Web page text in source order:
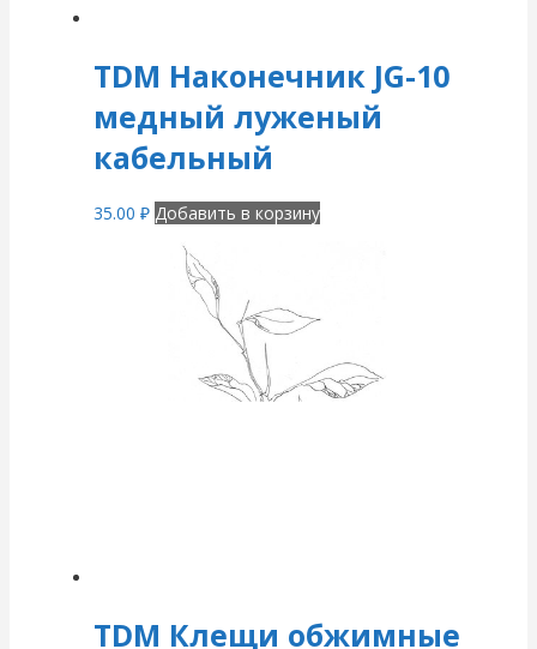
TDM Наконечник JG-10
медный луженый
кабельный
35.00 ₽ Добавить в корзину
TDM Клещи обжимные